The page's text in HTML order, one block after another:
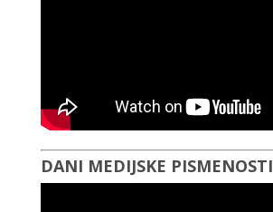
DANI MEDIJSKE PISMENOSTI